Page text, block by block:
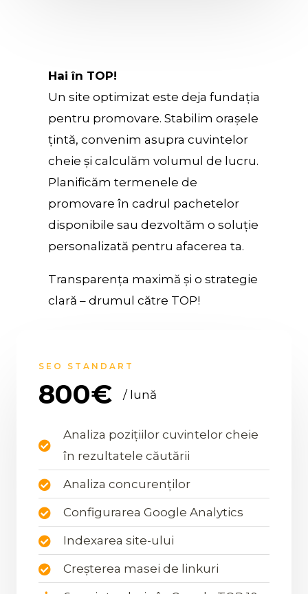
Hai în TOP!
Un site optimizat este deja fundația
pentru promovare. Stabilim orașele
țintă, convenim asupra cuvintelor
cheie și calculăm volumul de lucru.
Planificăm termenele de
promovare în cadrul pachetelor
disponibile sau dezvoltăm o soluție
personalizată pentru afacerea ta.
Transparența maximă și o strategie
clară – drumul către TOP!
SEO STANDART
800€ / lună
Analiza pozițiilor cuvintelor cheie
în rezultatele căutării
Analiza concurenților
Configurarea Google Analytics
Indexarea site-ului
Creșterea masei de linkuri